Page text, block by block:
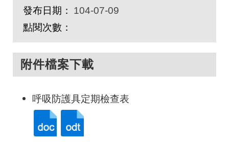
發布日期：
104-07-09
點閱次數：
附件檔案下載
呼吸防護具定期檢查表